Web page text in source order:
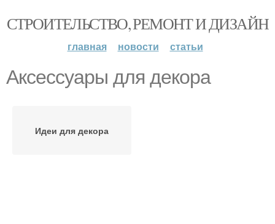
СТРОИТЕЛЬСТВО, РЕМОНТ И ДИЗАЙН
главная новости статьи
Аксессуары для декора
Идеи для декора